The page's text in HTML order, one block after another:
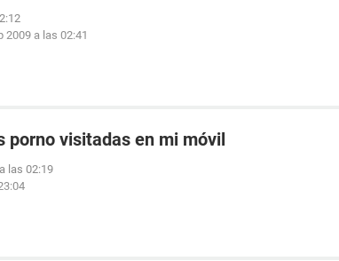
2009 a las 02:41
porno visitadas en mi móvil
las 02:19